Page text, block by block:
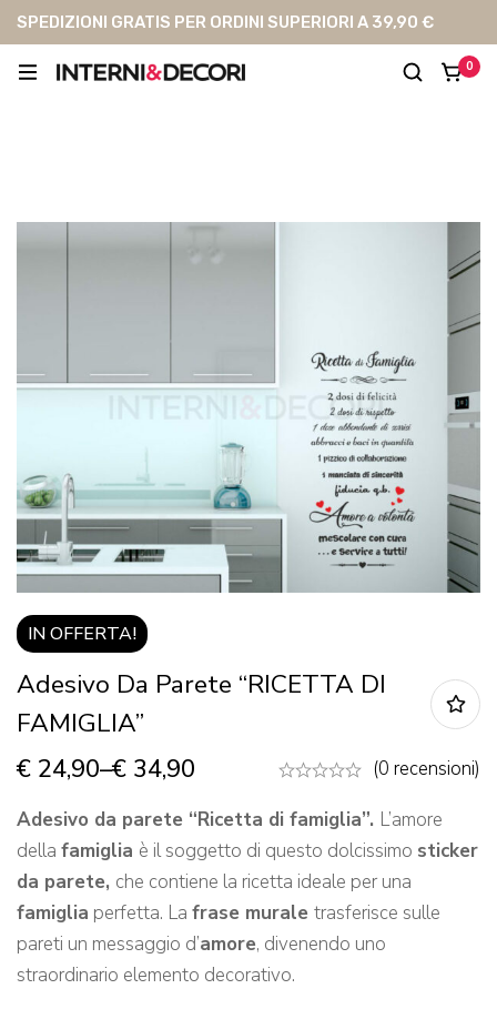
SPEDIZIONI GRATIS PER ORDINI SUPERIORI A 39,90 €
0
IN OFFERTA!
Adesivo Da Parete “RICETTA DI
FAMIGLIA”
€ 24,90–€ 34,90
(0 recensioni)
Adesivo da parete “Ricetta di famiglia”. L’amore
della famiglia è il soggetto di questo dolcissimo sticker
da parete, che contiene la ricetta ideale per una
famiglia perfetta. La frase murale trasferisce sulle
pareti un messaggio d’amore, divenendo uno
straordinario elemento decorativo.